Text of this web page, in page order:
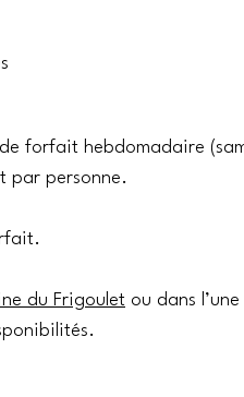
forfait hebdomadaire
par personne.
du Frigoulet ou dans